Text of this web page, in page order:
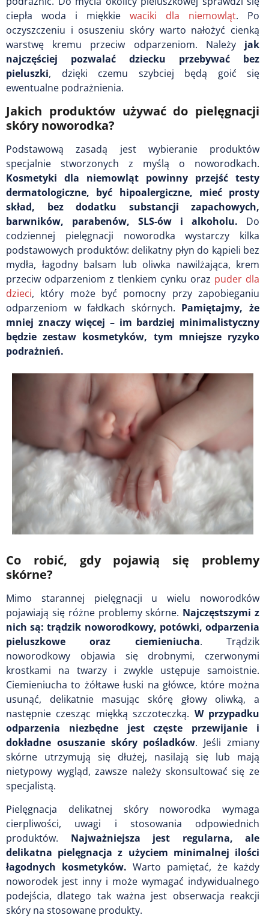
ciepła woda i miękkie waciki dla niemowląt. Po
oczyszczeniu i osuszeniu skóry warto nałożyć cienką
warstwę kremu przeciw odparzeniom. Należy jak
najczęściej pozwalać dziecku przebywać bez
pieluszki, dzięki czemu
szybciej będą goić się
ewentualne podrażnienia.
Jakich produktów używać do pielęgnacji
skóry noworodka?
Podstawową zasadą jest wybieranie produktów
specjalnie stworzonych z myślą o noworodkach.
Kosmetyki dla niemowląt powinny przejść testy
dermatologiczne, być hipoalergiczne, mieć prosty
skład, bez dodatku substancji zapachowych,
barwników, parabenów, SLS-ów i alkoholu. Do
codziennej pielęgnacji noworodka wystarczy kilka
podstawowych produktów: delikatny płyn do kąpieli bez
mydła, łagodny balsam lub oliwka nawilżająca, krem
przeciw odparzeniom z tlenkiem cynku oraz puder dla
dzieci, który może być pomocny przy zapobieganiu
odparzeniom w fałdkach skórnych. Pamiętajmy, że
mniej znaczy więcej – im bardziej minimalistyczny
będzie zestaw kosmetyków, tym mniejsze ryzyko
podrażnień.
Co robić, gdy pojawią się problemy
skórne?
Mimo starannej pielęgnacji u wielu noworodków
pojawiają się różne problemy skórne. Najczęstszymi z
nich są: trądzik noworodkowy, potówki, odparzenia
pieluszkowe oraz ciemieniucha. Trądzik
noworodkowy objawia się drobnymi, czerwonymi
krostkami na twarzy i zwykle ustępuje samoistnie.
Ciemieniucha to żółtawe łuski na główce, które można
usunąć, delikatnie masując skórę głowy oliwką, a
następnie czesząc miękką szczoteczką. W przypadku
odparzenia niezbędne jest częste przewijanie i
dokładne osuszanie skóry pośladków. Jeśli zmiany
skórne utrzymują się dłużej, nasilają się lub mają
nietypowy wygląd, zawsze należy skonsultować się ze
specjalistą.
Pielęgnacja delikatnej skóry noworodka wymaga
cierpliwości, uwagi i stosowania odpowiednich
produktów. Najważniejsza jest regularna, ale
delikatna pielęgnacja z użyciem minimalnej ilości
łagodnych kosmetyków. Warto pamiętać, że każdy
noworodek jest inny i może wymagać indywidualnego
podejścia, dlatego tak ważna jest obserwacja reakcji
skóry na stosowane produkty.